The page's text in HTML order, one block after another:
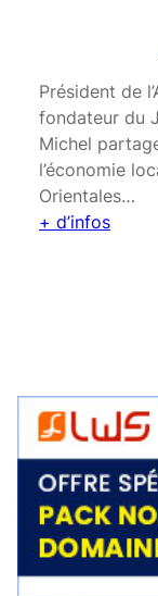
Président de
fondateur du
Michel
l’économie
Orientales…
+ d’infos